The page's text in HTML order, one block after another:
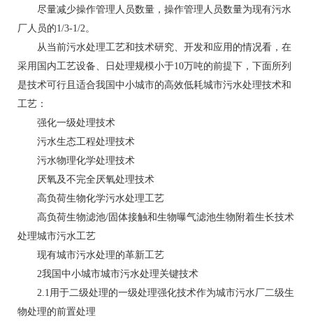
尽量减少操作管理人员数量，操作管理人员数量为现有污水
厂人员的1/3-1/2。
从当前污水处理工艺和技术研究、开发和应用的情况看，在
采用国内工艺设备、日处理规模小于10万吨的前提下，下面所列
是技术可行且适合我国中小城市的高效低耗城市污水处理技术和
工艺：
强化一级处理技术
污水生态工程处理技术
污水物理化学处理技术
厌氧及不完全厌氧处理技术
高负荷生物化学污水处理工艺
高负荷生物滤池/固体接触和生物曝气滤池生物附着生长技术
处理城市污水工艺
现有城市污水处理的革新工艺
2我国中小城市城市污水处理关键技术
2.1用于二级处理的一级处理强化技术作为城市污水厂二级生
物处理的前置处理